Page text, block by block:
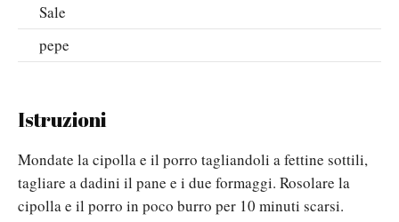
Sale
pepe
Istruzioni
Mondate la cipolla e il porro tagliandoli a fettine sottili,
tagliare a dadini il pane e i due formaggi. Rosolare la
cipolla e il porro in poco burro per 10 minuti scarsi.